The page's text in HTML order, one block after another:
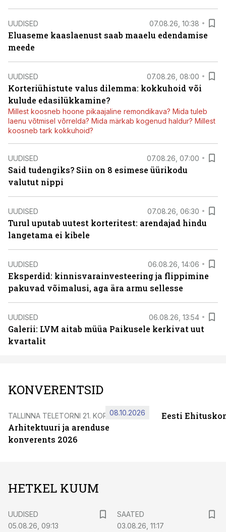
UUDISED 07.08.26, 10:38
Eluaseme kaaslaenust saab maaelu edendamise
meede
UUDISED 07.08.26, 08:00
Korteriühistute valus dilemma: kokkuhoid või
kulude edasilükkamine?
Millest koosneb hoone pikaajaline remondikava? Mida tuleb
laenu võtmisel võrrelda? Mida märkab kogenud haldur? Millest
koosneb tark kokkuhoid?
UUDISED 07.08.26, 07:00
Said tudengiks? Siin on 8 esimese üürikodu
valutut nippi
UUDISED 07.08.26, 06:30
Turul uputab uutest korteritest: arendajad hindu
langetama ei kibele
UUDISED 06.08.26, 14:06
Eksperdid: kinnisvarainvesteering ja flippimine
pakuvad võimalusi, aga ära armu sellesse
UUDISED 06.08.26, 13:54
Galerii: LVM aitab müüa Paikusele kerkivat uut
kvartalit
KONVERENTSID
TALLINNA TELETORNI 21. KORRUSEL
Arhitektuuri ja arenduse
konverents 2026
08.10.2026 Eesti
HETKEL KUUM
UUDISED
05.08.26, 09:13
SAATED
03.08.26, 11:17